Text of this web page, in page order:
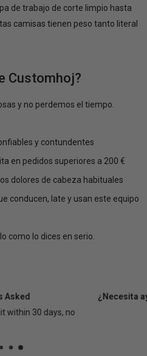
de trabajo de corte limpio hasta
camisas tienen peso tanto literal
Customhoj?
y no perdemos el tiempo.
y contundentes
en pedidos superiores a 200 €
dolores de cabeza habituales
conducen, late y usan este equipo
como lo dices en serio.
nuestro servicio de asistencia
(0) 920 224 878